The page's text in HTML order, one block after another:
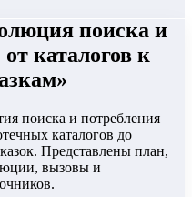
поиска и
каталогов к
»
поиска и потребления
каталогов до
Представлены план,
вызовы и